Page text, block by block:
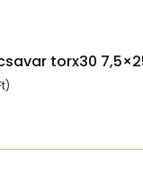
torx30
)